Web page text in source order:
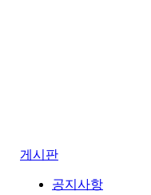
게시판
공지사항